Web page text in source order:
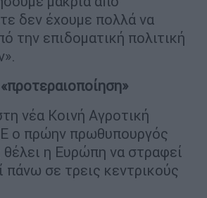
δεν έχουμε πολλά να
την επιδοματική πολιτική
νέα Κοινή Αγροτική
ο πρώην πρωθυπουργός
η Ευρώπη να στραφεί
πάνω σε τρεις κεντρικούς